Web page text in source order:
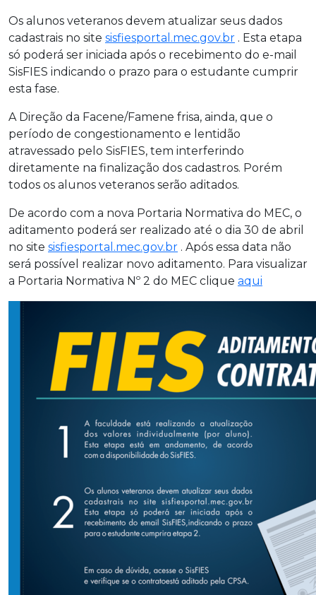
Os alunos veteranos devem atualizar seus dados
cadastrais no site sisfiesportal.mec.gov.br . Esta etapa
só poderá ser iniciada após o recebimento do e-mail
SisFIES indicando o prazo para o estudante cumprir
esta fase.
A Direção da Facene/Famene frisa, ainda, que o
período de congestionamento e lentidão
atravessado pelo SisFIES, tem interferindo
diretamente na finalização dos cadastros. Porém
todos os alunos veteranos serão aditados.
De acordo com a nova Portaria Normativa do MEC, o
aditamento poderá ser realizado até o dia 30 de abril
no site sisfiesportal.mec.gov.br . Após essa data não
será possível realizar novo aditamento. Para visualizar
a Portaria Normativa Nº 2 do MEC clique aqui